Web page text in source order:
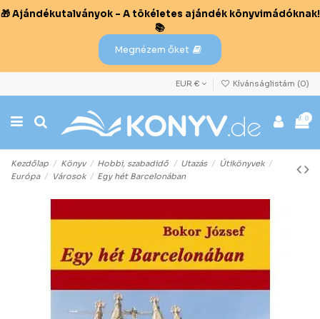
🎁 Ajándékutalványok – A tökéletes ajándék könyvimádóknak!
📚
Megnézem őket
EUR € Kívánságlistám (0)
0
Kezdőlap Könyv Hobbi, szabadidő Utazás
Útikönyvek
Európa
Városok Egy hét Barcelonában